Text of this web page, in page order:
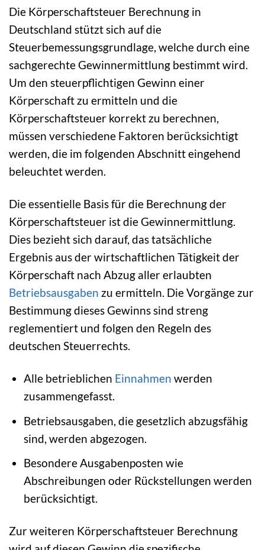
Die Körperschaftsteuer Berechnung in
Deutschland stützt sich auf die
Steuerbemessungsgrundlage, welche durch eine
sachgerechte Gewinnermittlung bestimmt wird.
Um den steuerpflichtigen Gewinn einer
Körperschaft zu ermitteln und die
Körperschaftsteuer korrekt zu berechnen,
müssen verschiedene Faktoren berücksichtigt
werden, die im folgenden Abschnitt eingehend
beleuchtet werden.
Die essentielle Basis für die Berechnung der
Körperschaftsteuer ist die Gewinnermittlung.
Dies bezieht sich darauf, das tatsächliche
Ergebnis aus der wirtschaftlichen Tätigkeit der
Körperschaft nach Abzug aller erlaubten
Betriebsausgaben zu ermitteln. Die Vorgänge zur
Bestimmung dieses Gewinns sind streng
reglementiert und folgen den Regeln des
deutschen Steuerrechts.
Alle betrieblichen Einnahmen werden
zusammengefasst.
Betriebsausgaben, die gesetzlich abzugsfähig
sind, werden abgezogen.
Besondere Ausgabenposten wie
Abschreibungen oder Rückstellungen werden
berücksichtigt.
Zur weiteren Körperschaftsteuer Berechnung